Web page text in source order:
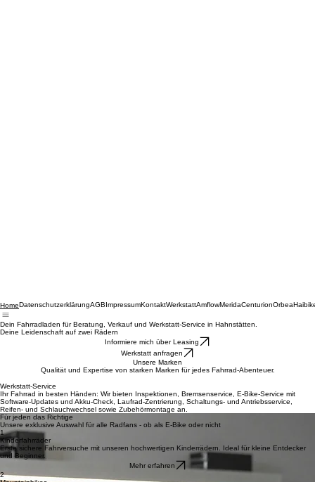
ImpressumKontaktWerkstattAmflow
Dein Fahrradladen für Beratung, Verkauf und Werkstatt-Service in Hahnstätten.
Deine Leidenschaft auf zwei Rädern
Unsere Marken
Qualität und Expertise von starken Marken für jedes Fahrrad-Abenteuer.
MERIDA • ORBEA • HAIBIKE • CENTURION • AMFLOW • NORCO • TRANSITION • WINORA •
Werkstatt-Service
Ihr Fahrrad in besten Händen: Wir bieten Inspektionen, Bremsenservice, E-Bike-Service mit
Software-Updates und Akku-Check, Laufrad-Zentrierung, Schaltungs- und Antriebsservice,
Reifen- und Schlauchwechsel sowie Zubehörmontage an.
Für jeden das Richtige
Unsere exklusive Auswahl für alle Radfans - ob als E-Bike oder nicht
Kinderfahrräder